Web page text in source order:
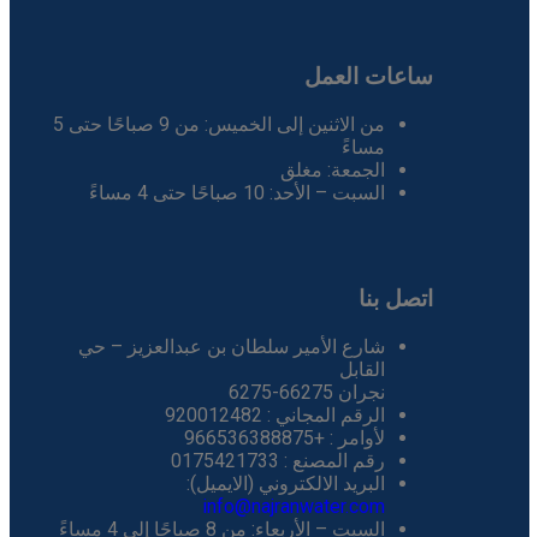
ساعات العمل
من الاثنين إلى الخميس: من 9 صباحًا حتى 5
مساءً
الجمعة: مغلق
السبت – الأحد: 10 صباحًا حتى 4 مساءً
اتصل بنا
شارع الأمير سلطان بن عبدالعزيز – حي
القابل
نجران 66275-6275
الرقم المجاني : 920012482
لأوامر : +966536388875
رقم المصنع : 0175421733
البريد الالكتروني (الايميل):
info@najranwater.com
السبت – الأربعاء: من 8 صباحًا إلى 4 مساءً